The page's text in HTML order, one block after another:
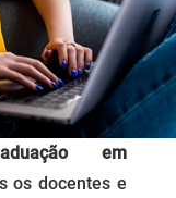
em
os docentes e